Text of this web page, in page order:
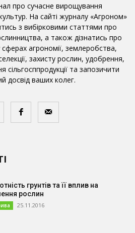
про сучасне вирощування
На сайті журналу «Агроном»
з вибірковими статтями про
а також дізнатись про
сферах агрономії, землеробства,
захисту рослин, удобрення,
сільгосппродукції та запозичити
досвід ваших колег.
грунтів та її вплив на
рослин
25.11.2016